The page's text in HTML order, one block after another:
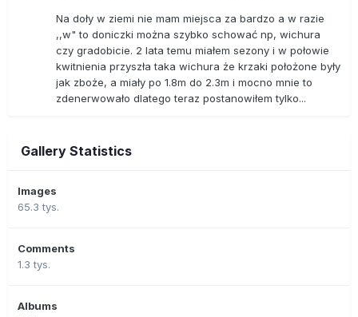
Na doły w ziemi nie mam miejsca za bardzo a w razie
,,w" to doniczki można szybko schować np, wichura
czy gradobicie. 2 lata temu miałem sezony i w połowie
kwitnienia przyszła taka wichura że krzaki położone były
jak zboże, a miały po 1.8m do 2.3m i mocno mnie to
zdenerwowało dlatego teraz postanowiłem tylko...
Gallery Statistics
Images
65.3 tys.
Comments
1.3 tys.
Albums